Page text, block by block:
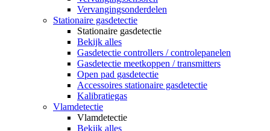
Vervangingsonderdelen
Stationaire gasdetectie
Stationaire gasdetectie
Bekijk alles
Gasdetectie controllers / controlepanelen
Gasdetectie meetkoppen / transmitters
Open pad gasdetectie
Accessoires stationaire gasdetectie
Kalibratiegas
Vlamdetectie
Vlamdetectie
Bekijk alles